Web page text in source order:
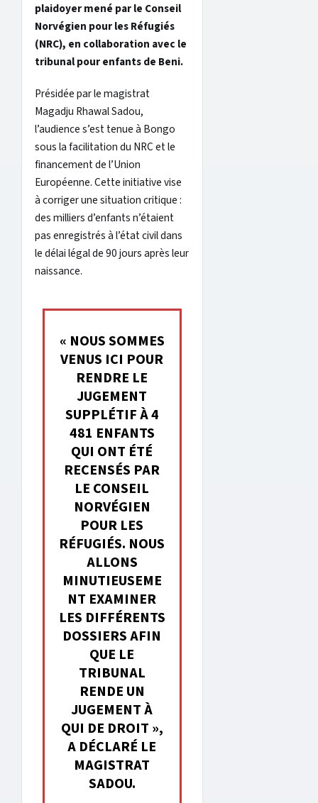
plaidoyer mené par le Conseil
Norvégien pour les Réfugiés
(NRC), en collaboration avec le
tribunal pour enfants de Beni.
Présidée par le magistrat
Magadju Rhawal Sadou,
l’audience s’est tenue à Bongo
sous la facilitation du NRC et le
financement de l’Union
Européenne. Cette initiative vise
à corriger une situation critique :
des milliers d’enfants n’étaient
pas enregistrés à l’état civil dans
le délai légal de 90 jours après leur
naissance.
« NOUS SOMMES
VENUS ICI POUR
RENDRE LE
JUGEMENT
SUPPLÉTIF À 4
481 ENFANTS
QUI ONT ÉTÉ
RECENSÉS PAR
LE CONSEIL
NORVÉGIEN
POUR LES
RÉFUGIÉS. NOUS
ALLONS
MINUTIEUSEME
NT EXAMINER
LES DIFFÉRENTS
DOSSIERS AFIN
QUE LE
TRIBUNAL
RENDE UN
JUGEMENT À
QUI DE DROIT »,
A DÉCLARÉ LE
MAGISTRAT
SADOU.